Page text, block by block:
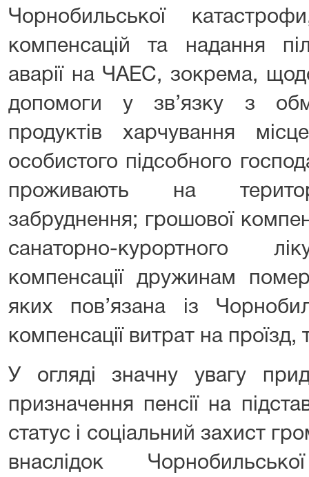
Чорнобильської
компенсацій та надання
аварії на ЧАЕС, зокрема,
допомоги у зв’язку з
продуктів харчування
особистого підсобного
проживають на
забруднення; грошової
санаторно-курортного
компенсації дружинам
яких пов’язана із
компенсації витрат на проїзд,
У огляді значну увагу
призначення пенсії на
статус і соціальний захист
внаслідок